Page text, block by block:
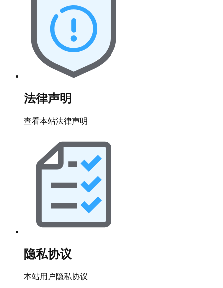
法律声明
查看本站法律声明
隐私协议
本站用户隐私协议